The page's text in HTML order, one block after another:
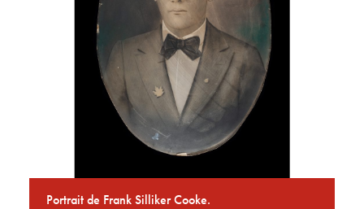
Portrait de Frank Silliker Cooke.